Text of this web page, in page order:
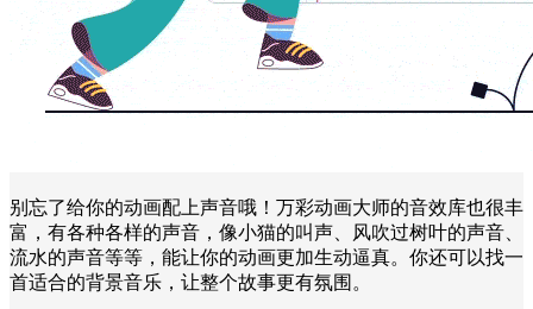
别忘了给你的动画配上声音哦！万彩动画大师的音效库也很丰
富，有各种各样的声音，像小猫的叫声、风吹过树叶的声音、
流水的声音等等，能让你的动画更加生动逼真。你还可以找一
首适合的背景音乐，让整个故事更有氛围。